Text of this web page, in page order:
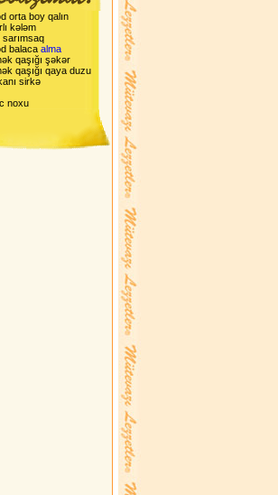
orta boy qalın
kələm
sarımsaq
balaca alma
qaşığı şəkər
qaşığı qaya duzu
sirkə
noxu